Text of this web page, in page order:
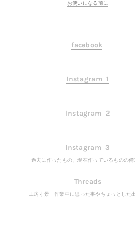
お使いになる前に
facebook
Instagram 1
Instagram 2
​Instagram 3
過去に作ったもの、現在作っているものの
Threads
工房寸景 作業中に思った事やちょっとした